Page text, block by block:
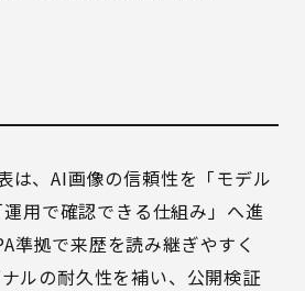
は、AI画像の信頼性を「モデル
用で確認できる仕組み」へ進
準拠で来歴を読み継ぎやすく
ルの耐久性を補い、公開検証